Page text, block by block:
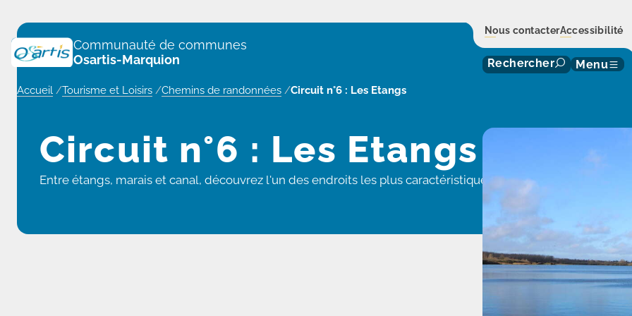
Communauté de communes
Osartis-Marquion
Nous contacterAccessibilité
Rechercher Menu
Accueil /Tourisme et Loisirs /Chemins de randonnées /Circuit n°6 : Les Etangs
Circuit n°6 : Les Etangs
Entre étangs, marais et canal, découvrez l'un des endroits les plus caractéristiques de la vallée de la